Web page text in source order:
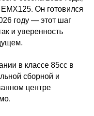
Он готовился
году — этот шаг
и уверенность
в классе 85сс в
сборной и
центре